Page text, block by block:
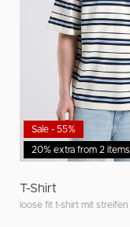
20% extra from 2 items
Sale - 55%
T-Shirt
loose fit t-shirt mit streifen